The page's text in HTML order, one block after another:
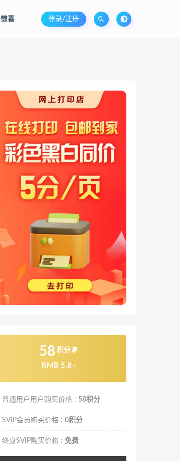
惊喜 登录/注册
58 积分
RMB 5.8 元
普通用户用户购买价格 : 58积分
SVIP会员购买价格 : 0积分
终身SVIP购买价格 : 免费